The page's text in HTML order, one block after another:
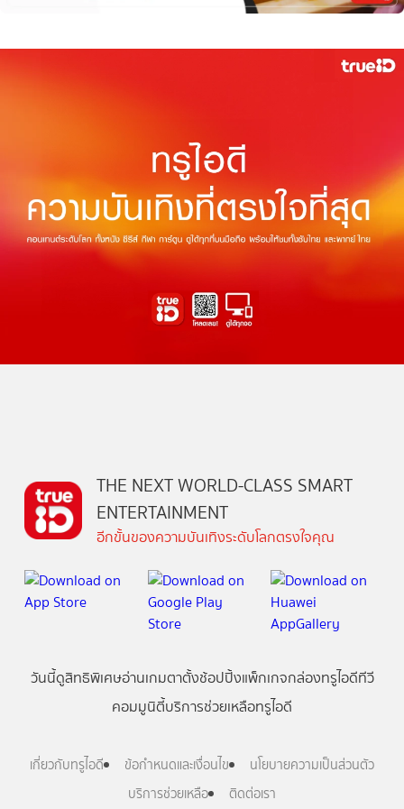
THE NEXT WORLD-CLASS SMART
ENTERTAINMENT
อีกขั้นของความบันเทิงระดับโลกตรงใจคุณ
วันนี้ดูสิทธิพิเศษอ่านเกมตาตั้งช้อปปิ้งแพ็กเกจกล่องทรูไอดีทีวี
คอมมูนิตี้บริการช่วยเหลือทรูไอดี
เกี่ยวกับทรูไอดี ข้อกำหนดและเงื่อนไข
นโยบายความเป็นส่วนตัว
บริการช่วยเหลือ
ติดต่อเรา